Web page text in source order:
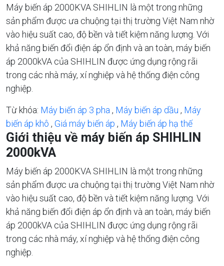
Máy biến áp 2000KVA SHIHLIN là một trong những
sản phẩm được ưa chuộng tại thị trường Việt Nam nhờ
vào hiệu suất cao, độ bền và tiết kiệm năng lượng. Với
khả năng biến đổi điện áp ổn định và an toàn, máy biến
áp 2000kVA của SHIHLIN được ứng dụng rộng rãi
trong các nhà máy, xí nghiệp và hệ thống điện công
nghiệp.
Từ khóa: Máy biến áp 3 pha , Máy biến áp dầu , Máy
biến áp khô , Giá máy biến áp , Máy biến áp hạ thế
Giới thiệu về máy biến áp SHIHLIN
2000kVA
Máy biến áp 2000KVA SHIHLIN là một trong những
sản phẩm được ưa chuộng tại thị trường Việt Nam nhờ
vào hiệu suất cao, độ bền và tiết kiệm năng lượng. Với
khả năng biến đổi điện áp ổn định và an toàn, máy biến
áp 2000kVA của SHIHLIN được ứng dụng rộng rãi
trong các nhà máy, xí nghiệp và hệ thống điện công
nghiệp.